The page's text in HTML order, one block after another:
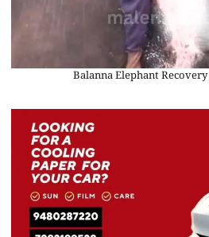
Balanna Elephant